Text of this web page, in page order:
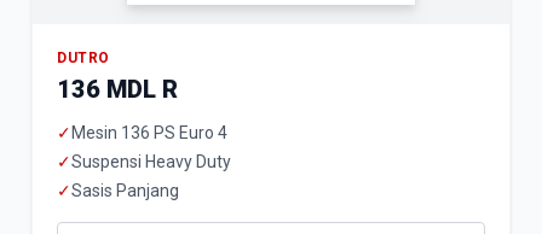
DUTRO
136 MDL R
✓ Mesin 136 PS Euro 4
✓Suspensi Heavy Duty
✓Sasis Panjang